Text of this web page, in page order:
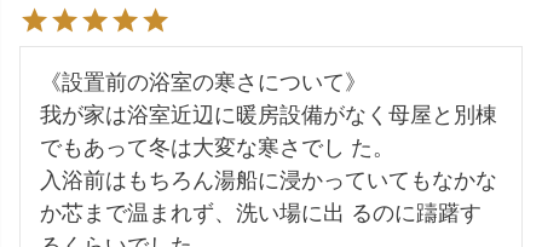
《設置前の浴室の寒さについて》
我が家は浴室近辺に暖房設備がなく母屋と別棟
でもあって冬は大変な寒さでし た。
入浴前はもちろん湯船に浸かっていてもなかな
か芯まで温まれず、洗い場に出 るのに躊躇す